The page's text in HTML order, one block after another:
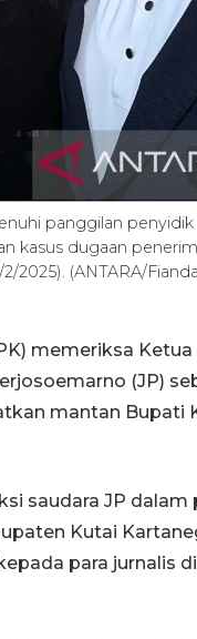
panggilan
kasus dugaan
2025). (ANTARA/
memeriksa
(JP)
mantan Bupati
saudara JP dalam
Kutai
para jurnalis